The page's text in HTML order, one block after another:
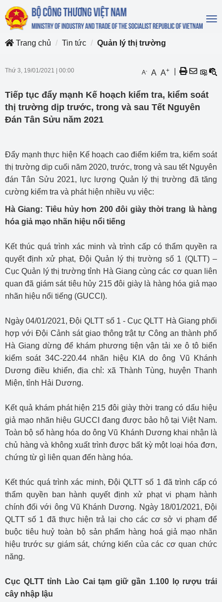
Trang chủ
Tin tức Quản lý thị trường
Thứ 3, 19/01/2021 00:00 A- A A+
Tiếp tục đẩy mạnh Kế hoạch kiểm tra, kiểm soát
thị trường dịp trước, trong và sau Tết Nguyên
Đán Tân Sửu năm 2021
Đẩy mạnh thực hiện Kế hoạch cao điểm kiểm tra, kiểm soát
thị trường dịp cuối năm 2020, trước, trong và sau tết Nguyên
đán Tân Sửu 2021, lực lượng Quản lý thị trường đã tăng
cường kiểm tra và phát hiện nhiều vụ việc:
Hà Giang: Tiêu hủy hơn 200 đôi giày thời trang là hàng
hóa giả mạo nhãn hiệu nổi tiếng
Kết thúc quá trình xác minh và trình cấp có thẩm quyền ra
quyết định xử phạt, Đội Quản lý thị trường số 1 (QLTT) –
Cục Quản lý thị trường tỉnh Hà Giang cùng các cơ quan liên
quan đã giám sát tiêu hủy 215 đôi giày là hàng hóa giả mạo
nhãn hiệu nổi tiếng (GUCCI).
Ngày 04/01/2021, Đội QLTT số 1 - Cục QLTT Hà Giang phối
hợp với Đội Cảnh sát giao thông trật tự Công an thành phố
Hà Giang dừng để khám phương tiện vận tải xe ô tô biển
kiểm soát 34C-220.44 nhãn hiệu KIA do ông Vũ Khánh
Dương điều khiển, địa chỉ: xã Thành Tùng, huyện Thanh
Miện, tỉnh Hải Dương.
Kết quả khám phát hiện 215 đôi giày thời trang có dấu hiệu
giả mạo nhãn hiệu GUCCI đang được bảo hộ tại Việt Nam.
Toàn bộ số hàng hóa do ông Vũ Khánh Dương khai nhận là
chủ hàng và không xuất trình được bất kỳ một loại hóa đơn,
chứng từ gì liên quan đến hàng hóa.
Kết thúc quá trình xác minh, Đội QLTT số 1 đã trình cấp có
thẩm quyền ban hành quyết định xử phạt vi phạm hành
chính đối với ông Vũ Khánh Dương. Ngày 18/01/2021, Đội
QLTT số 1 đã thực hiện trả lại cho các cơ sở vi phạm để
buộc tiêu huỷ toàn bộ sản phẩm hàng hoá giả mạo nhãn
hiệu trước sự giám sát, chứng kiến của các cơ quan chức
năng.
Cục QLTT tỉnh Lào Cai tạm giữ gần 1.100 lọ rượu trái
cây nhập lậu